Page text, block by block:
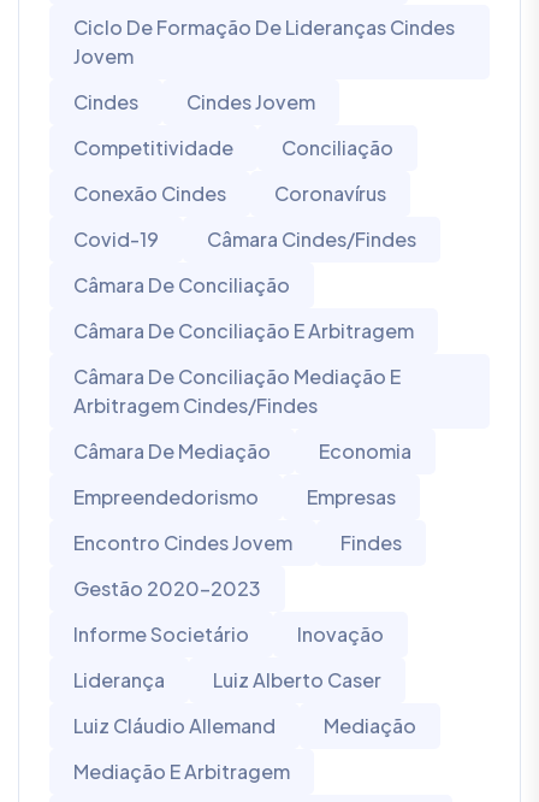
Ciclo De Formação De Lideranças Cindes
Jovem
Cindes
Cindes Jovem
Competitividade
Conciliação
Conexão Cindes
Coronavírus
Covid-19
Câmara Cindes/Findes
Câmara De Conciliação
Câmara De Conciliação E Arbitragem
Câmara De Conciliação Mediação E
Arbitragem Cindes/Findes
Câmara De Mediação
Economia
Empreendedorismo
Empresas
Encontro Cindes Jovem
Findes
Gestão 2020-2023
Informe Societário
Inovação
Liderança
Luiz Alberto Caser
Luiz Cláudio Allemand
Mediação
Mediação E Arbitragem